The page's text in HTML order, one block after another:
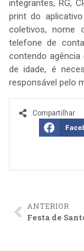
integrantes, RG,
print do
coletivos, nome
telefone de
contendo
de idade, é
responsável pelo
Compartilhar
ANTERIOR